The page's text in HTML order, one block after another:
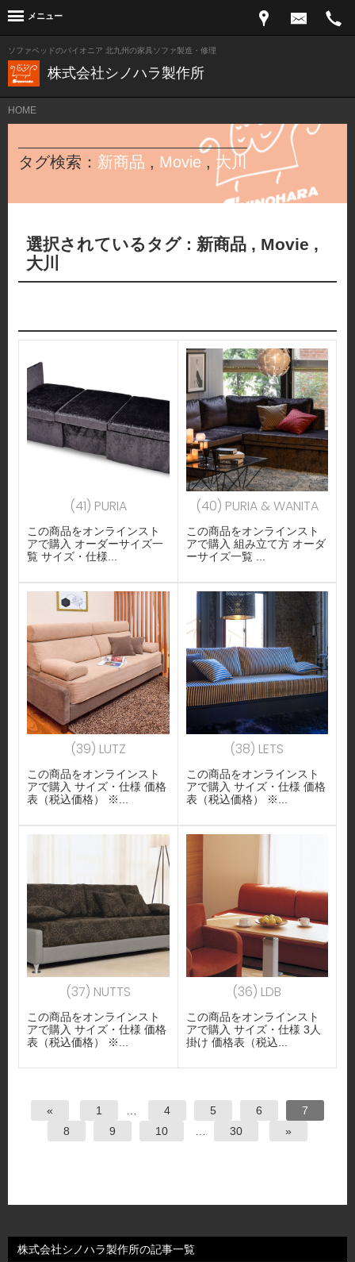
株式会社シノハラ製作所
ソファベッドのパイオニア 北九州の家具ソファ製造・修理
メニュー
HOME
タグ検索： 新商品 , Movie , 大川
選択されているタグ : 新商品, Movie ,
大川
(41) PURIA
この商品をオンラインスト
アで購入 オーダーサイズ一
覧 サイズ・仕様...
(40) PURIA & WANITA
この商品をオンラインスト
アで購入 組み立て方 オーダ
ーサイズ一覧 ...
(39) LUTZ
この商品をオンラインスト
アで購入 サイズ・仕様 価格
表（税込価格） ※...
(38) LETS
この商品をオンラインスト
アで購入 サイズ・仕様 価格
表（税込価格） ※...
(37) NUTTS
この商品をオンラインスト
アで購入 サイズ・仕様 価格
表（税込価格） ※...
(36) LDB
この商品をオンラインスト
アで購入 サイズ・仕様 3人
掛け 価格表（税込...
« 1 … 4 5 6
7
8
9 10 … 30 »
株式会社シノハラ製作所の記事一覧